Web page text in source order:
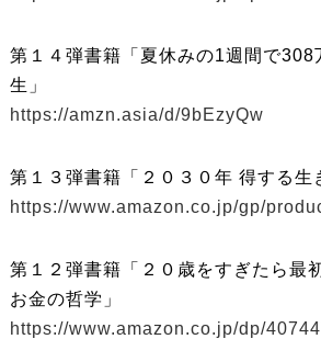
第１４弾書籍「夏休みの1週間で308
生」
https://amzn.asia/d/9bEzyQw
第１３弾書籍「２０３０年 得する生
https://www.amazon.co.jp/gp/
第１２弾書籍「２０歳をすぎたら最
お金の哲学」
https://www.amazon.co.jp/dp/